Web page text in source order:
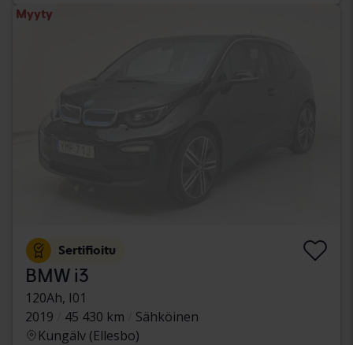
Myyty
Sertifioitu
BMW i3
120Ah, I01
2019
45 430 km
Sähköinen
Kungälv (Ellesbo)